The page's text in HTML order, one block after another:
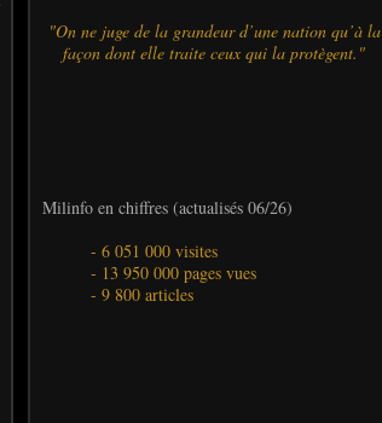
"On ne juge de la grandeur d’une nation qu’à la
façon dont elle traite ceux qui la protègent."
Milinfo en chiffres (actualisés 06/26)
- 6 051 000 visites
- 13 950 000 pages vues
- 9 800 articles